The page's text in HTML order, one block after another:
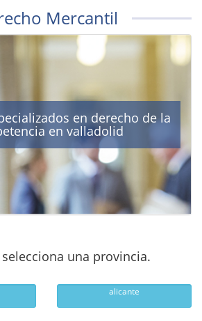
Mercantil
en derecho de la
en valladolid
una provincia.
alicante